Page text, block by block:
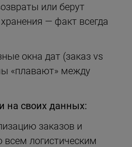
или берут
— факт всегда
окна дат (заказ vs
«плавают» между
на своих данных:
заказов и
всем логистическим